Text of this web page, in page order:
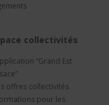
collectivités
“Grand Est
offres collectivités
pour les